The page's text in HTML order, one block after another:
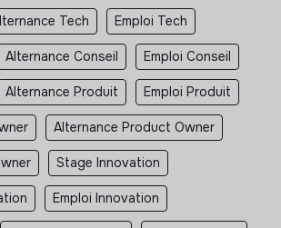
Tech Emploi Tech
Alternance Conseil Emploi Conseil
Alternance Produit Emploi Produit
Alternance Product Owner
Stage Innovation
Emploi Innovation